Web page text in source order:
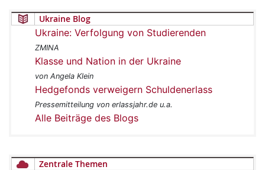
Ukraine Blog
Ukraine: Verfolgung von Studierenden
ZMINA
Klasse und Nation in der Ukraine
von Angela Klein
Hedgefonds verweigern Schuldenerlass
Pressemitteilung von erlassjahr.de u.a.
Alle Beiträge des Blogs
Zentrale Themen